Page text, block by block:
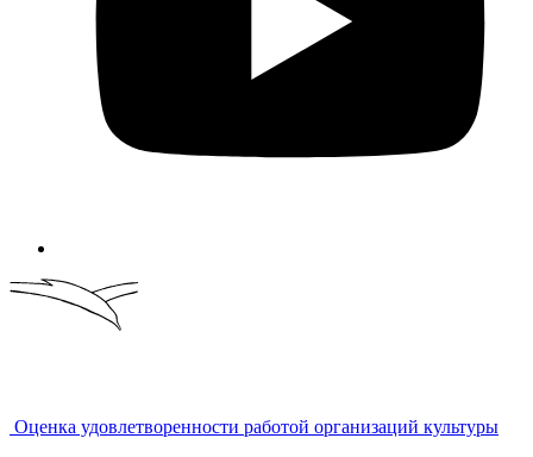
Оценка удовлетворенности работой организаций культуры